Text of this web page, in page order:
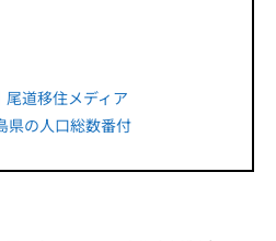
尾道移住メディア
の人口総数番付